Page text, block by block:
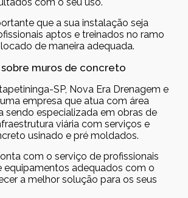
que a sua instalação seja
aptos e treinados no ramo
de maneira adequada.
sobre muros de concreto
SP, Nova Era Drenagem e
empresa que atua com área
sendo especializada em obras de
viária com serviços e
usinado e pré moldados.
com o serviço de profissionais
equipamentos adequados com o
a melhor solução para os seus